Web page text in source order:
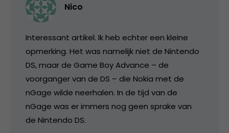
Nico
Interessant artikel. Ik heb echter een kleine
opmerking. Het was namelijk niet de Nintendo
DS, maar de Game Boy Advance – de
voorganger van de DS – die Nokia met de
nGage wilde neerhalen. In de tijd van de
nGage was er immers nog geen sprake van
de Nintendo DS.